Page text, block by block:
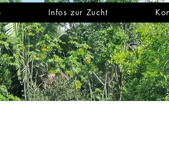
Infos zur Zucht